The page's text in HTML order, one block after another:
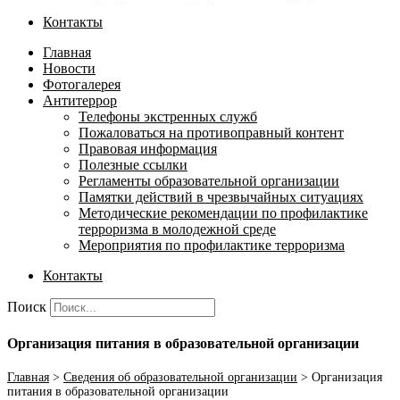
Контакты
Главная
Новости
Фотогалерея
Антитеррор
Телефоны экстренных служб
Пожаловаться на противоправный контент
Правовая информация
Полезные ссылки
Регламенты образовательной организации
Памятки действий в чрезвычайных ситуациях
Методические рекомендации по профилактике
терроризма в молодежной среде
Мероприятия по профилактике терроризма
Контакты
Поиск
Организация питания в образовательной организации
Главная > Сведения об образовательной организации > Организация
питания в образовательной организации